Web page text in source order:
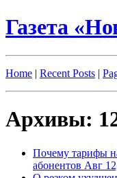
Газета
Home | Recent Posts |
Архивы:
Почему тарифы
абонентов Авг